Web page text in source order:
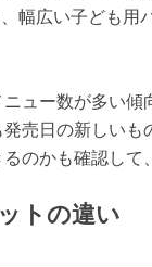
幅広い子ども用
ュー数が多い傾
売日の新しいも
のかも確認して
トの違い